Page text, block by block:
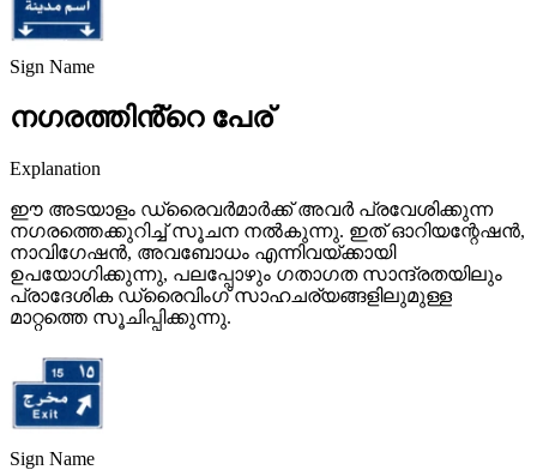
Sign Name
നഗരത്തിൻ്റെ പേര്
Explanation
ഈ അടയാളം ഡ്രൈവർമാർക്ക് അവർ പ്രവേശിക്കുന്ന
നഗരത്തെക്കുറിച്ച് സൂചന നൽകുന്നു. ഇത് ഓറിയന്റേഷൻ,
നാവിഗേഷൻ, അവബോധം എന്നിവയ്ക്കായി
ഉപയോഗിക്കുന്നു, പലപ്പോഴും ഗതാഗത സാന്ദ്രതയിലും
പ്രാദേശിക ഡ്രൈവിംഗ് സാഹചര്യങ്ങളിലുമുള്ള
മാറ്റത്തെ സൂചിപ്പിക്കുന്നു.
Sign Name